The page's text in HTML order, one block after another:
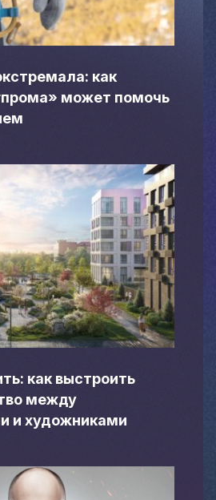
и мессенджерах
как
может помочь
как выстроить
между
и художниками